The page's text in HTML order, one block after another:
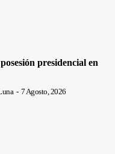
presidencial en
- 7 Agosto, 2026